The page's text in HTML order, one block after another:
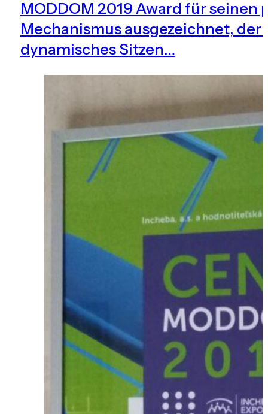
MODDOM 2019 Award für seinen
Mechanismus ausgezeichnet, der
dynamisches Sitzen…